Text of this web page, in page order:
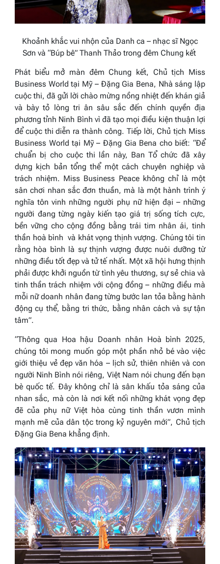
Khoảnh khắc vui nhộn của Danh ca – nhạc sĩ Ngọc
Sơn và “Búp bê” Thanh Thảo trong đêm Chung kết
Phát biểu mở màn đêm Chung kết, Chủ tịch Miss
Business Worldtại Mỹ – Đặng Gia Bena, Nhà sáng lập
cuộc thi, đã gửi lời chào mừng nồng nhiệt đến khán giả
và bày tỏ lòng tri ân sâu sắc đến chính quyền địa
phương tỉnh Ninh Bình vì đã tạo mọi điều kiện thuận lợi
để cuộc thi diễn ra thành công. Tiếp lời, Chủ tịch Miss
Business Worldtại Mỹ– Đặng Gia Bena cho biết: “Để
chuẩn bị cho cuộc thi lần này, Ban Tổ chức đã xây
dựng kịch bản tổng thể một cách chuyên nghiệp và
trách nhiệm. Miss Business Peace không chỉ là một
sân chơi nhan sắc đơn thuần, mà là một hành trình ý
nghĩa tôn vinh những người phụ nữ hiện đại – những
người đang từng ngày kiến tạo giá trị sống tích cực,
bền vững cho cộng đồng bằng trái tim nhân ái, tinh
thần hoà bình và khát vọng thịnh vượng. Chúng tôi tin
rằng hòa bình là sự thịnh vượng được nuôi dưỡng từ
những điều tốt đẹp và tử tế nhất. Một xã hội hưng thịnh
phải được khởi nguồn từ tình yêu thương, sự sẻ chia và
tinh thần trách nhiệm với cộng đồng – những điều mà
mỗi nữ doanh nhân đang từng bước lan tỏa bằng hành
động cụ thể, bằng tri thức, bằng nhân cách và sự tận
tâm”.
“Thông qua Hoa hậu Doanh nhân Hoà bình 2025,
chúng tôi mong muốn góp một phần nhỏ bé vào việc
giới thiệu vẻ đẹp văn hóa – lịch sử, thiên nhiên và con
người Ninh Bình nói riêng, Việt Nam nói chung đến bạn
bè quốc tế. Đây không chỉ là sân khấu tỏa sáng của
nhan sắc, mà còn là nơi kết nối những khát vọng đẹp
đẽ của phụ nữ Việt hòa cùng tinh thần vươn mình
mạnh mẽ của dân tộc trong kỷ nguyên mới”, Chủ tịch
Đặng Gia Bena khẳng định.